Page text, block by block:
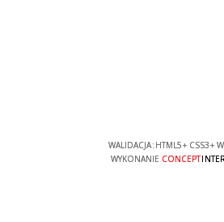
WALIDACJA: HTML5+ CSS3+
WYKONANIE CONCEPT